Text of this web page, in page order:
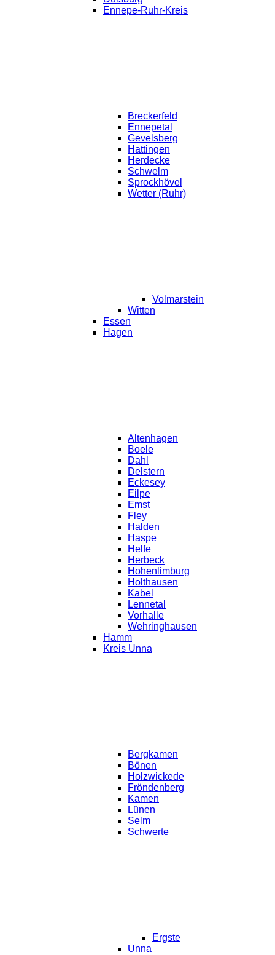
Ennepe-Ruhr-Kreis
Breckerfeld
Ennepetal
Gevelsberg
Hattingen
Herdecke
Schwelm
Sprockhövel
Wetter (Ruhr)
Volmarstein
Witten
Essen
Hagen
Altenhagen
Boele
Dahl
Delstern
Eckesey
Eilpe
Emst
Fley
Halden
Haspe
Helfe
Herbeck
Hohenlimburg
Holthausen
Kabel
Lennetal
Vorhalle
Wehringhausen
Hamm
Kreis Unna
Bergkamen
Bönen
Holzwickede
Fröndenberg
Kamen
Lünen
Selm
Schwerte
Ergste
Unna